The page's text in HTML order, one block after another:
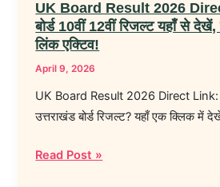
UK Board Result 2026
बोर्ड 10वीं 12वीं रिजल्ट यहाँ से देखें,
लिंक एक्टिव!
April 9, 2026
UK Board Result 2026 Direct Link:
उत्तराखंड बोर्ड रिजल्ट? यहाँ एक क्लिक में
रिजल्ट
यहाँ
मार्कशीट
डाउनलोड
एक्टिव!
Read Post »